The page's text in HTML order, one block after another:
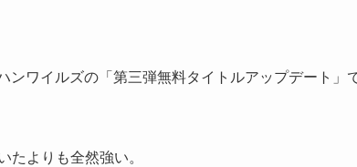
ンワイルズの「第三弾無料タイトルアップデート」
たよりも全然強い。